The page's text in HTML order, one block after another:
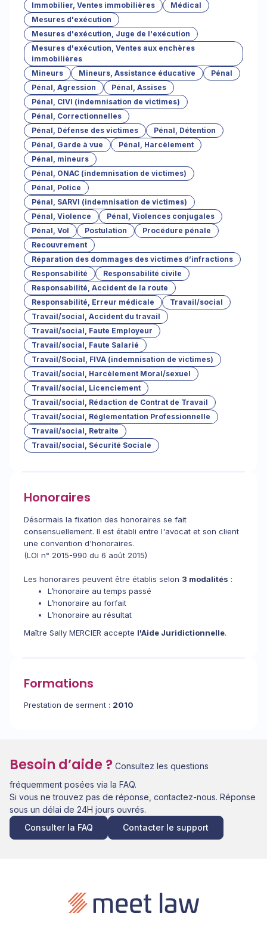
Immobilier, Ventes immobilières
Médical
Mesures d'exécution
Mesures d'exécution, Juge de l'exécution
Mesures d'exécution, Ventes aux enchères
immobilières
Mineurs
Mineurs, Assistance éducative
Pénal
Pénal, Agression
Pénal, Assises
Pénal, CIVI (indemnisation de victimes)
Pénal, Correctionnelles
Pénal, Défense des victimes
Pénal, Détention
Pénal, Garde à vue
Pénal, Harcèlement
Pénal, mineurs
Pénal, ONAC (indemnisation de victimes)
Pénal, Police
Pénal, SARVI (indemnisation de victimes)
Pénal, Violence
Pénal, Violences conjugales
Pénal, Vol
Postulation
Procédure pénale
Recouvrement
Réparation des dommages des victimes d’infractions
Responsabilité
Responsabilité civile
Responsabilité, Accident de la route
Responsabilité, Erreur médicale
Travail/social
Travail/social, Accident du travail
Travail/social, Faute Employeur
Travail/social, Faute Salarié
Travail/Social, FIVA (indemnisation de victimes)
Travail/social, Harcèlement Moral/sexuel
Travail/social, Licenciement
Travail/social, Rédaction de Contrat de Travail
Travail/social, Réglementation Professionnelle
Travail/social, Retraite
Travail/social, Sécurité Sociale
Honoraires
Désormais la fixation des honoraires se fait
consensuellement. Il est établi entre l'avocat et son client
une convention d'honoraires.
(LOI n° 2015-990 du 6 août 2015)
Les honoraires peuvent être établis selon 3 modalités :
L’honoraire au temps passé
L’honoraire au forfait
L’honoraire au résultat
Maître Sally MERCIER accepte l'Aide Juridictionnelle.
Formations
Prestation de serment : 2010
Besoin d’aide ? Consultez les questions
fréquemment posées via la FAQ.
Si vous ne trouvez pas de réponse, contactez-nous. Réponse
sous un délai de 24H jours ouvrés.
Consulter la FAQ
Contacter le support